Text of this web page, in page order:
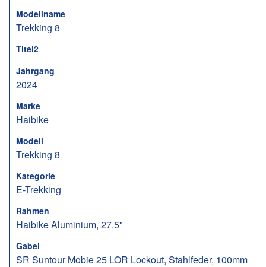
Modellname
Trekking 8
Titel2
Jahrgang
2024
Marke
Haibike
Modell
Trekking 8
Kategorie
E-Trekking
Rahmen
Haibike Aluminium, 27.5"
Gabel
SR Suntour Mobie 25 LOR Lockout, Stahlfeder, 100mm